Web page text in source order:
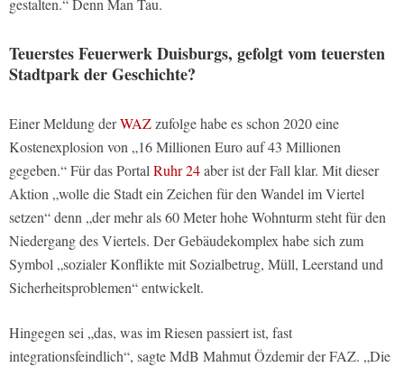
gestalten.“ Denn Man Tau.
Teuerstes Feuerwerk Duisburgs, gefolgt vom teuersten
Stadtpark der Geschichte?
Einer Meldung derWAZzufolge habe es schon 2020 eine
Kostenexplosion von „16 Millionen Euro auf 43 Millionen
gegeben.“ Für das PortalRuhr 24aber ist der Fall klar. Mit dieser
Aktion „wolle die Stadt ein Zeichen für den Wandel im Viertel
setzen“ denn „der mehr als 60 Meter hohe Wohnturm steht für den
Niedergang des Viertels. Der Gebäudekomplex habe sich zum
Symbol „sozialer Konflikte mit Sozialbetrug, Müll, Leerstand und
Sicherheitsproblemen“ entwickelt.
Hingegen sei „das, was im Riesen passiert ist, fast
integrationsfeindlich“, sagte MdB Mahmut Özdemir der FAZ. „Die